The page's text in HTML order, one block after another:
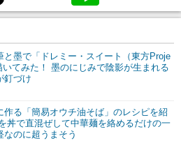
と墨で「ドレミー・スイート（東方Proje
てみた！ 墨のにじみで陰影が生まれる
釘づけ
作る「簡易オウチ油そば」のレシピを紹
丼で直混ぜして中華麺を絡めるだけの一
なのに超うまそう